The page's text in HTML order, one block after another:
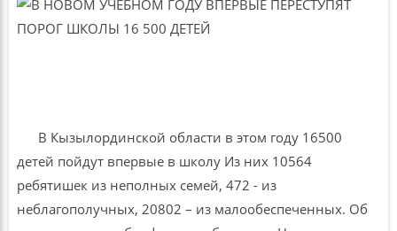
В Кызылординской области в этом году 16500
детей пойдут впервые в школу Из них 10564
ребятишек из неполных семей, 472 - из
неблагополучных, 20802 – из малообеспеченных. Об